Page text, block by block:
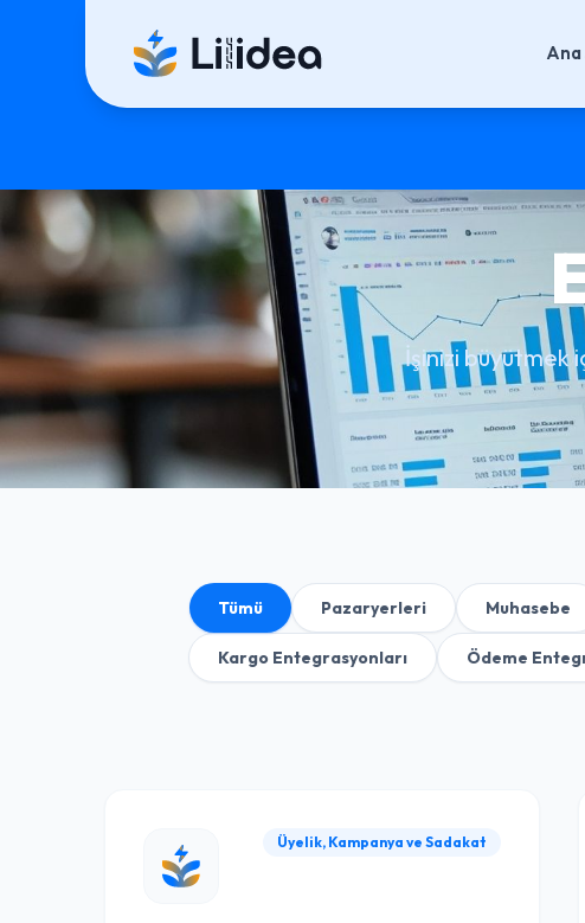
İşinizi büyütmek
Tümü Pazaryerleri Muhasebe
Kargo Entegrasyonları Ödeme
Üyelik, Kampanya ve Sadakat